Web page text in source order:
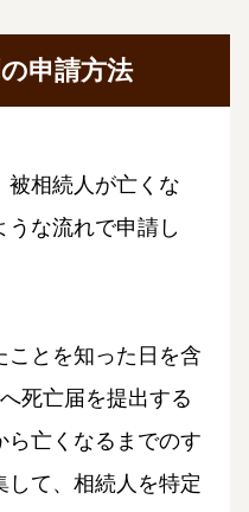
申請方法
被相続人が亡くな
うな流れで申請し
ことを知った日を含
死亡届を提出する
ら亡くなるまでのす
て、相続人を特定